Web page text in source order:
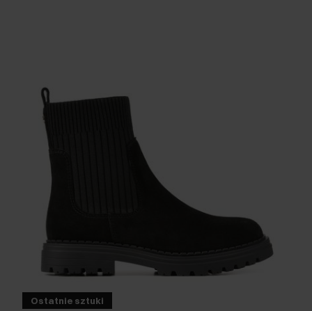
Ostatnie sztuki